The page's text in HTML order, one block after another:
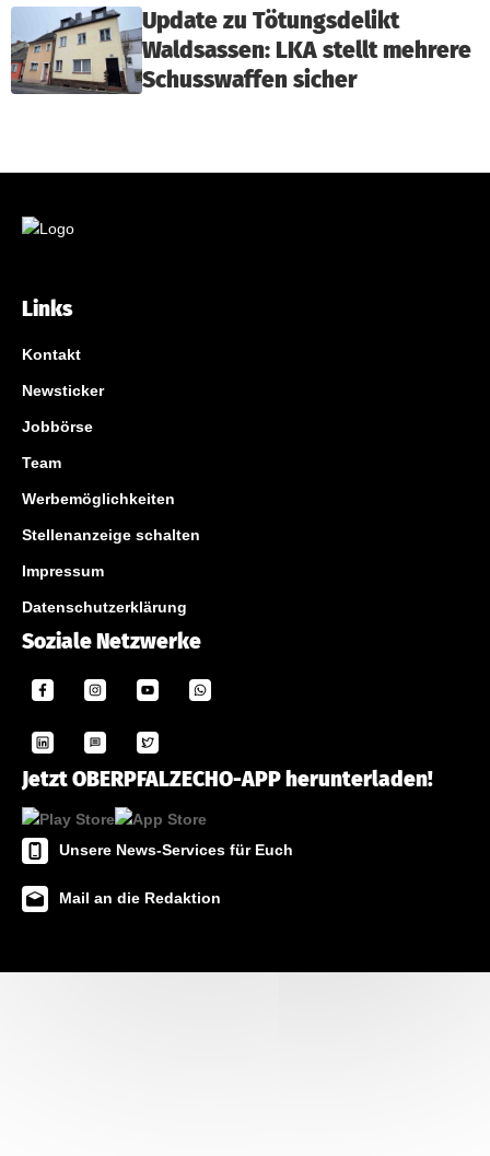
Update zu Tötungsdelikt
Waldsassen: LKA stellt mehrere
Schusswaffen sicher
Links
Kontakt
Newsticker
Jobbörse
Team
Werbemöglichkeiten
Stellenanzeige schalten
Impressum
Datenschutzerklärung
Soziale Netzwerke
Jetzt OBERPFALZECHO-APP herunterladen!
Unsere News-Services für Euch
Mail an die Redaktion